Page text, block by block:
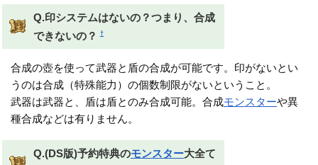
Q.印システムはないの？つまり、合成
できないの？
†
合成の壺を使って武器と盾の合成が可能です。印がないとい
うのは合成（特殊能力）の個数制限がないということ。
武器は武器と、盾は盾とのみ合成可能。合成モンスターや異
種合成などは有りません。
Q.(DS版)予約特典のモンスター大全て